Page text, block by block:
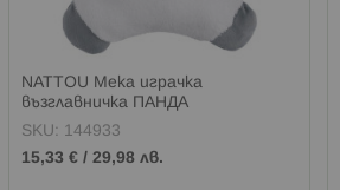
NATTOU Мека играчка
възглавничка ПАНДА
SKU: 144933
15,33 € / 29,98 лв.